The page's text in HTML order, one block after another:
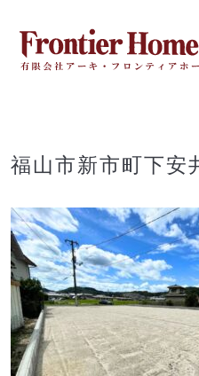
content
福山市新市町下安